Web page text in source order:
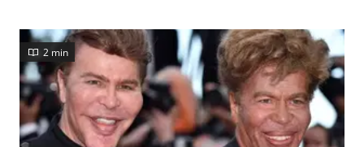
2 min